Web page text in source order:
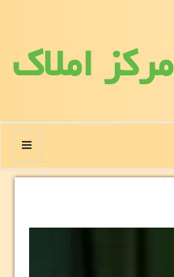
مركز املاك
منو